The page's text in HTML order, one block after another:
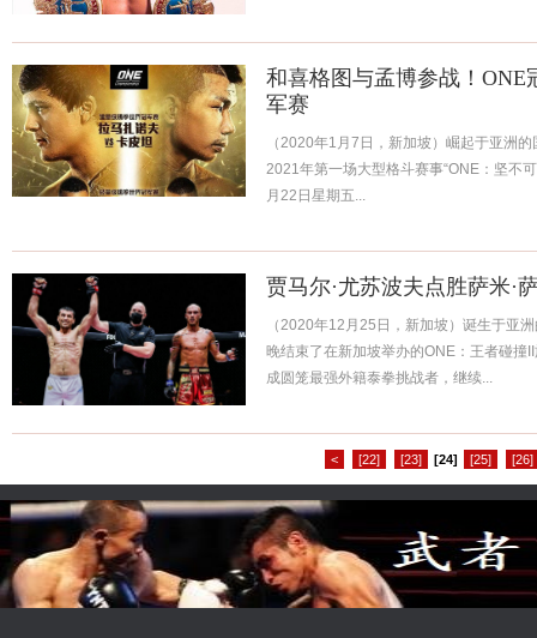
和喜格图与孟博参战！ONE
军赛
（2020年1月7日，新加坡）崛起于亚洲
2021年第一场大型格斗赛事“ONE：坚不
月22日星期五...
贾马尔·尤苏波夫点胜萨米·
（2020年12月25日，新加坡）诞生于亚
晚结束了在新加坡举办的ONE：王者碰撞
成圆笼最强外籍泰拳挑战者，继续...
< [22] [23] [24] [25] [26]